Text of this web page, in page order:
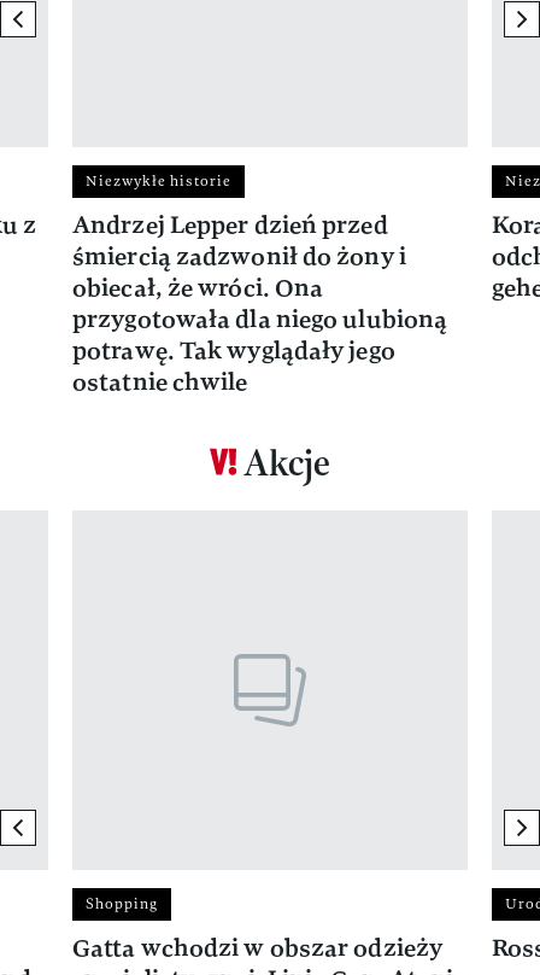
previous element
z
Niezwykłe historie
Andrzej Lepper dzień przed
śmiercią zadzwonił do żony i
obiecał, że wróci. Ona
przygotowała dla niego ulubioną
potrawę. Tak wyglądały jego
ostatnie chwile
Akcje
previous element
Shopping
Gatta wchodzi w obszar odzieży